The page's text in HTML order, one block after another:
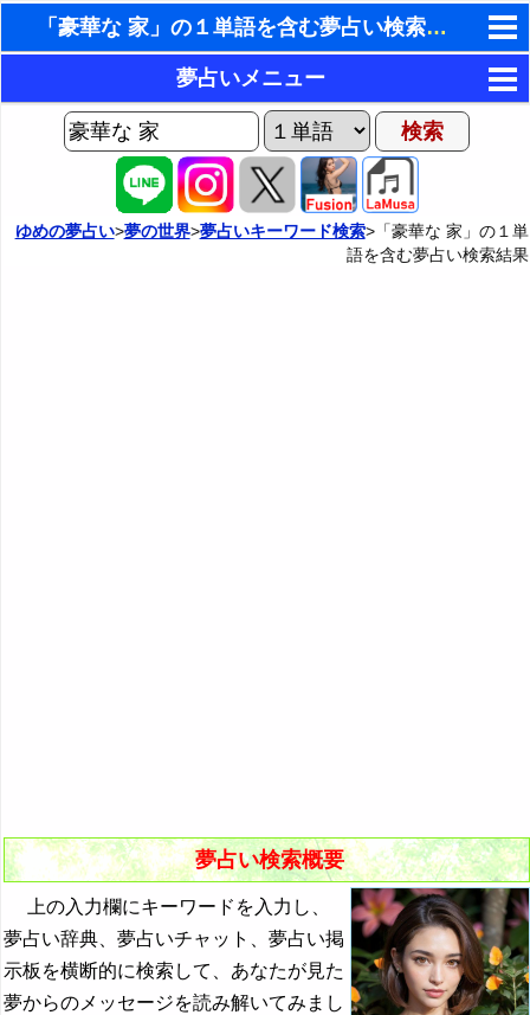
「豪華な 家」の１単語を含む夢占い検索結果
東洋・西洋占星術
ホラリー占星術
手相占いで未来診断
タロットカードで無料占い
夢占いメニュー
AIゆめの夢占いチャット
ヨセフの夢占い
夢占い掲示板
ゆめの夢占い>夢の世界>夢占いキーワード検索>「豪華な 家」の１単
語を含む夢占い検索結果
夢占い検索概要
上の入力欄にキーワードを入力し、
夢占い辞典、夢占いチャット、夢占い掲
示板を横断的に検索して、あなたが見た
夢からのメッセージを読み解いてみまし